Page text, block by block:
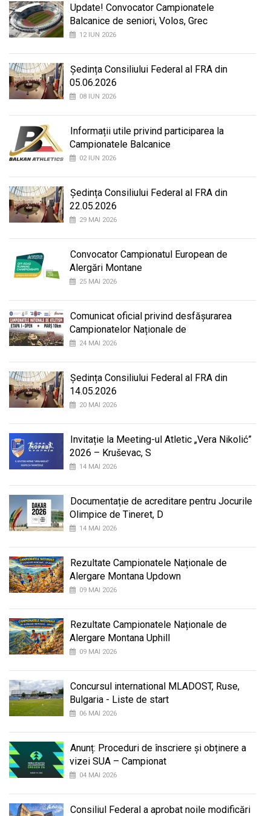
Update! Convocator Campionatele
Balcanice de seniori, Volos, Grec
12 IUN 2026
Ședința Consiliului Federal al FRA din
05.06.2026
08 IUN 2026
Informații utile privind participarea la
Campionatele Balcanice
02 IUN 2026
Ședința Consiliului Federal al FRA din
22.05.2026
29 MAI 2026
Convocator Campionatul European de
Alergări Montane
25 MAI 2026
Comunicat oficial privind desfășurarea
Campionatelor Naționale de
24 MAI 2026
Ședința Consiliului Federal al FRA din
14.05.2026
20 MAI 2026
Invitație la Meeting-ul Atletic „Vera Nikolić”
2026 – Kruševac, S
14 MAI 2026
Documentație de acreditare pentru Jocurile
Olimpice de Tineret, D
14 MAI 2026
Rezultate Campionatele Naționale de
Alergare Montana Updown
09 MAI 2026
Rezultate Campionatele Naționale de
Alergare Montana Uphill
09 MAI 2026
Concursul international MLADOST, Ruse,
Bulgaria - Liste de start
06 MAI 2026
Anunț: Proceduri de înscriere și obținere a
vizei SUA – Campionat
04 MAI 2026
Consiliul Federal a aprobat noile modificări